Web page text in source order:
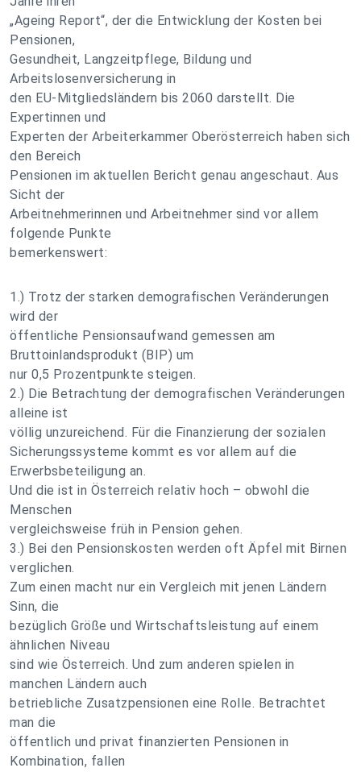
„Ageing Report“, der die Entwicklung der Kosten bei
Pensionen,
Gesundheit, Langzeitpflege, Bildung und
Arbeitslosenversicherung in
den EU-Mitgliedsländern bis 2060 darstellt. Die
Expertinnen und
Experten der Arbeiterkammer Oberösterreich haben sich
den Bereich
Pensionen im aktuellen Bericht genau angeschaut. Aus
Sicht der
Arbeitnehmerinnen und Arbeitnehmer sind vor allem
folgende Punkte
bemerkenswert:
1.) Trotz der starken demografischen Veränderungen
wird der
öffentliche Pensionsaufwand gemessen am
Bruttoinlandsprodukt (BIP) um
nur 0,5 Prozentpunkte steigen.
2.) Die Betrachtung der demografischen Veränderungen
alleine ist
völlig unzureichend. Für die Finanzierung der sozialen
Sicherungssysteme kommt es vor allem auf die
Erwerbsbeteiligung an.
Und die ist in Österreich relativ hoch – obwohl die
Menschen
vergleichsweise früh in Pension gehen.
3.) Bei den Pensionskosten werden oft Äpfel mit Birnen
verglichen.
Zum einen macht nur ein Vergleich mit jenen Ländern
Sinn, die
bezüglich Größe und Wirtschaftsleistung auf einem
ähnlichen Niveau
sind wie Österreich. Und zum anderen spielen in
manchen Ländern auch
betriebliche Zusatzpensionen eine Rolle. Betrachtet
man die
öffentlich und privat finanzierten Pensionen in
Kombination, fallen